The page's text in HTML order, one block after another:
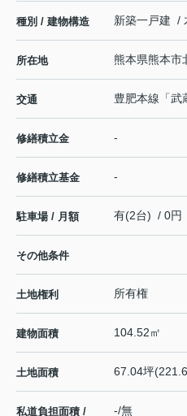
種別 / 建物構造 新築一戸建 /
所在地 熊本県熊本市
交通 豊肥本線 「武
修繕積立金 -
修繕積立基金 -
駐車場 / 月額 有(2台) / 0円
その他条件
土地権利 所有権
建物面積 104.52㎡
土地面積 67.04坪
私道負担面積 /
-/無